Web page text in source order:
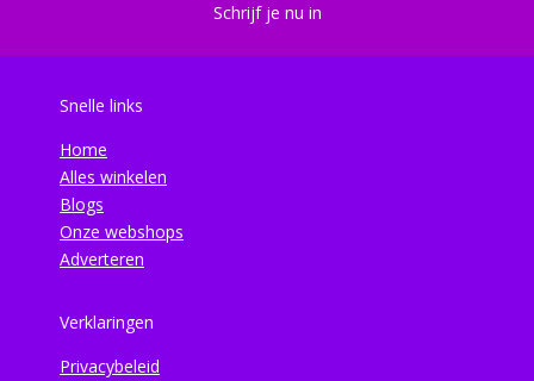
Schrijf je nu in
Snelle links
Home
Alles winkelen
Blogs
Onze webshops
Adverteren
Verklaringen
Privacybeleid